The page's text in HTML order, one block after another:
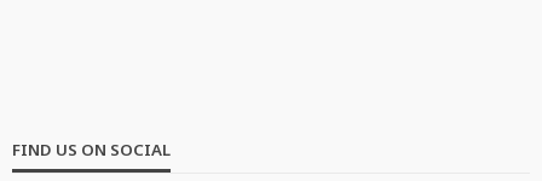
FIND US ON SOCIAL